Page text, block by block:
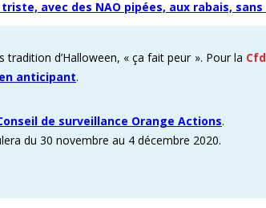
triste, avec des NAO pipées, aux rabais,
d’Halloween, « ça fait peur ». Pour la
anticipant.
de surveillance Orange Actions.
du 30 novembre au 4 décembre 2020.